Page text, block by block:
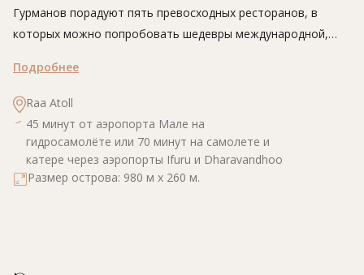
Гурманов порадуют пять превосходных ресторанов, в
которых можно попробовать шедевры международной,
индонезийской кухни, бесподобные блюда из мяса на гриле
и морепродуктов. В отеле имеется великолепный SPA-
центр с двенадцатью процедурными кабинетами, а также
множество возможностей для активного отдыха: дайвинга,
снорклинга, сёрфинга и многого другого. Детям не даст
соскучиться детский клуб.
Подробнее
Raa Atoll
45 минут от аэропорта Мале на
гидросамолёте или 70 минут на самолете и
катере через аэропорты Ifuru и Dharavandhoo
Размер острова: 980 м х 260 м.